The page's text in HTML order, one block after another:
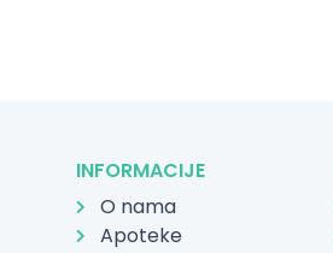
INFORMACIJE
O nama
Apoteke